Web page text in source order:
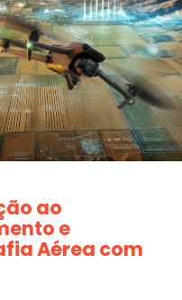
ao
e
Aérea com